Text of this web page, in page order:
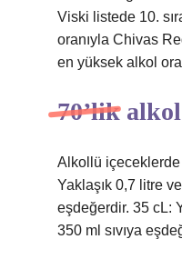
Viski listede 10.
oranıyla Chivas
en yüksek alkol
70’lik
Alkollü
Yaklaşık 0,7 litre
eşdeğerdir. 35 cL:
350 ml sıvıya